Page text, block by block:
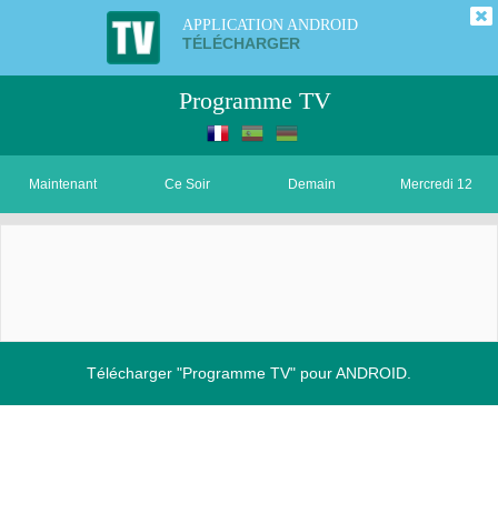
APPLICATION ANDROID
TÉLÉCHARGER
Programme TV
Maintenant Ce Soir Demain Mercredi 12
Télécharger "Programme TV" pour ANDROID.